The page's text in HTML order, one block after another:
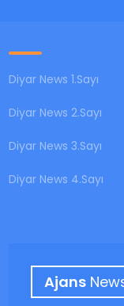
Diyar News 1.Sayı
Diyar News 2.Sayı
Diyar News 3.Sayı
Diyar News 4.Sayı
Ajans